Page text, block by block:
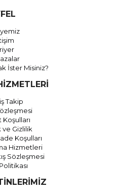
İster Misiniz?
Takip
Koşulları
ve Gizlilik
Koşulları
Hizmetleri
Sözleşmesi